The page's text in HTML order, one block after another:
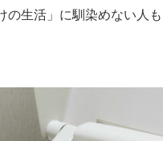
生活」に馴染めない人も